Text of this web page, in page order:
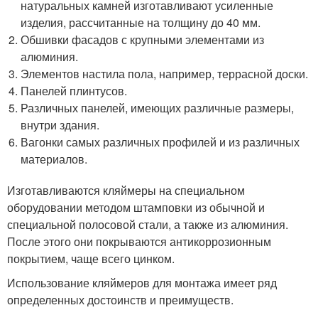
натуральных камней изготавливают усиленные
изделия, рассчитанные на толщину до 40 мм.
Обшивки фасадов с крупными элементами из
алюминия.
Элементов настила пола, например, террасной доски.
Панелей плинтусов.
Различных панелей, имеющих различные размеры,
внутри здания.
Вагонки самых различных профилей и из различных
материалов.
Изготавливаются кляймеры на специальном
оборудовании методом штамповки из обычной и
специальной полосовой стали, а также из алюминия.
После этого они покрываются антикоррозионным
покрытием, чаще всего цинком.
Использование кляймеров для монтажа имеет ряд
определенных достоинств и преимуществ.